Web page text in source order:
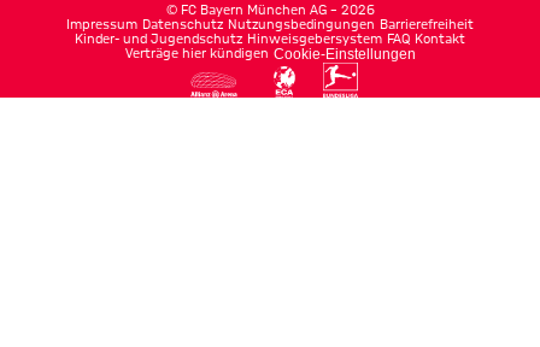
© FC Bayern München AG – 2026
Impressum Datenschutz Nutzungsbedingungen Barrierefreiheit
Kinder- und Jugendschutz Hinweisgebersystem FAQ Kontakt
Verträge hier kündigen Cookie-Einstellungen